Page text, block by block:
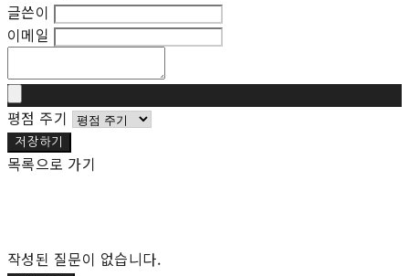
글쓴이
이메일
평점 주기
저장하기
목록으로 가기
작성된 질문이 없습니다.